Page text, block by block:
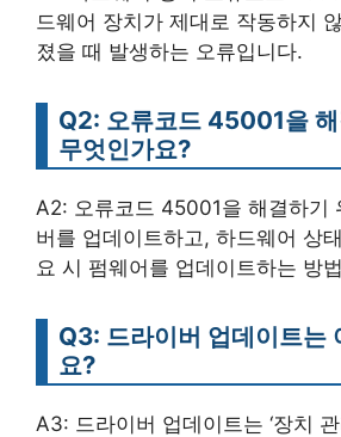
드웨어 장치가 제대로 작동하지
졌을 때 발생하는 오류입니다.
Q2: 오류코드 45001을
무엇인가요?
A2: 오류코드 45001을 해결하기
버를 업데이트하고, 하드웨어 상
요 시 펌웨어를 업데이트하는 방
Q3: 드라이버 업데이트는
요?
A3: 드라이버 업데이트는 ‘장치